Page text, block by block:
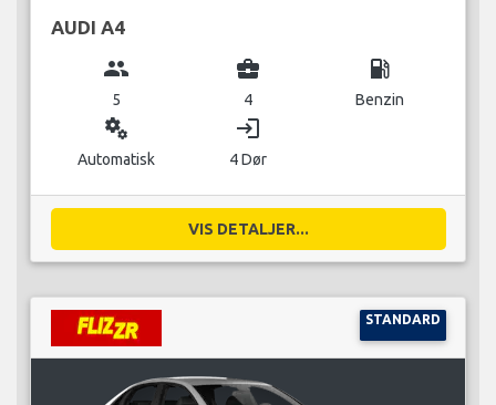
AUDI A4
group
5
business_center
4
local_gas_station
Benzin
miscellaneous_services
Automatisk
login
4 Dør
VIS DETALJER...
STANDARD